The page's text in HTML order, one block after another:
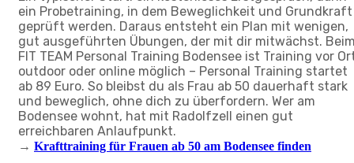
ein Probetraining, in dem Beweglichkeit und Grundkraft
geprüft werden. Daraus entsteht ein Plan mit wenigen,
gut ausgeführten Übungen, der mit dir mitwächst.
FIT TEAM Personal Training Bodensee ist Training vor
outdoor oder online möglich – Personal Training startet
ab 89 Euro. So bleibst du als Frau ab 50 dauerhaft stark
und beweglich, ohne dich zu überfordern. Wer am
Bodensee wohnt, hat mit Radolfzell einen gut
erreichbaren Anlaufpunkt.
→ Krafttraining für Frauen ab 50 am Bodensee finden